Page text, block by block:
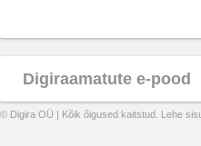
Digiraamatute e-pood
© Digira OÜ | Kõik õigused kaitstud. Lehe